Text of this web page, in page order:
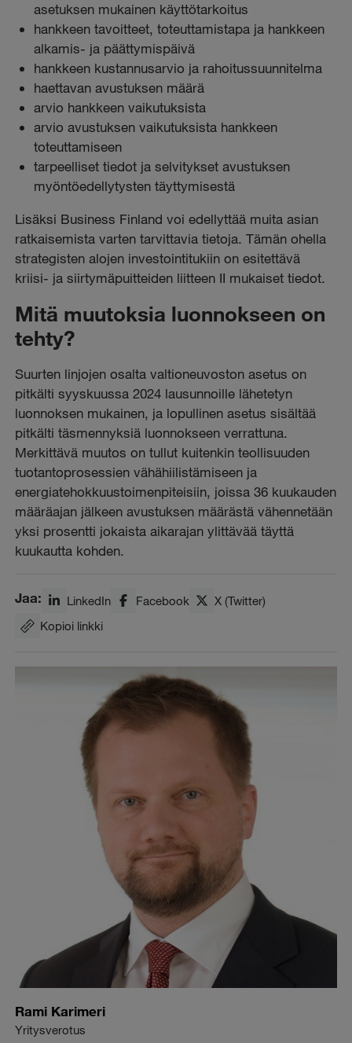
asetuksen mukainen käyttötarkoitus
hankkeen tavoitteet, toteuttamistapa ja hankkeen
alkamis- ja päättymispäivä
hankkeen kustannusarvio ja rahoitussuunnitelma
haettavan avustuksen määrä
arvio hankkeen vaikutuksista
arvio avustuksen vaikutuksista hankkeen
toteuttamiseen
tarpeelliset tiedot ja selvitykset avustuksen
myöntöedellytysten täyttymisestä
Lisäksi Business Finland voi edellyttää muita asian
ratkaisemista varten tarvittavia tietoja. Tämän ohella
strategisten alojen investointitukiin on esitettävä
kriisi- ja siirtymäpuitteiden liitteen II mukaiset tiedot.
Mitä muutoksia luonnokseen on
tehty?
Suurten linjojen osalta valtioneuvoston asetus on
pitkälti syyskuussa 2024 lausunnoille lähetetyn
luonnoksen mukainen, ja lopullinen asetus sisältää
pitkälti täsmennyksiä luonnokseen verrattuna.
Merkittävä muutos on tullut kuitenkin teollisuuden
tuotantoprosessien vähähiilistämiseen ja
energiatehokkuustoimenpiteisiin, joissa 36 kuukauden
määräajan jälkeen avustuksen määrästä vähennetään
yksi prosentti jokaista aikarajan ylittävää täyttä
kuukautta kohden.
Jaa: LinkedIn Facebook
X (Twitter)
Kopioi linkki
Rami Karimeri
Yritysverotus